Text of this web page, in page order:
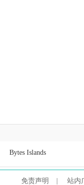
Bytes Islands
免责声明 站内